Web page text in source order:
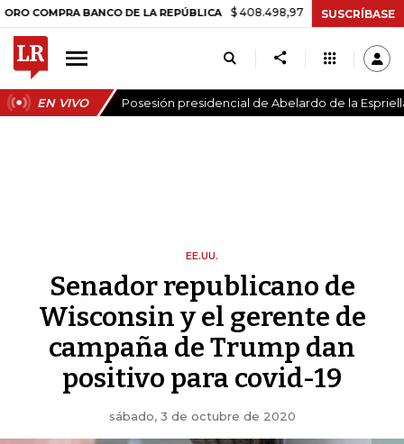
BANCO DE LA REPÚBLICA $ 408.498,97 +$ 8.753,81 +2,19%
SUSCRÍBASE
EN VIVO Posesión presidencial de Abelardo de la
EE.UU.
Senador republicano de
Wisconsin y el gerente de
campaña de Trump dan
positivo para covid-19
sábado, 3 de octubre de 2020